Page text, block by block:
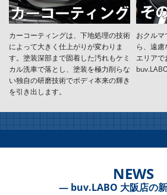
カーコーティングは、下地処理の技術
によって大きく仕上がりが変わりま
す。塗装深部まで固着した汚れもケミ
カル洗車で落とし、塗装を極力削らな
い独自の研磨技術でボディ本来の輝き
を引き出します。
おクルマ
ら、遠
エリアで
NEWS
― buv.LABO 大阪店の